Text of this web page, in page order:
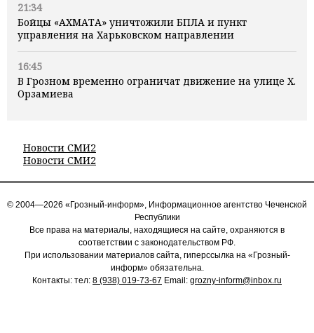
21:34
Бойцы «АХМАТА» уничтожили БПЛА и пункт
управления на Харьковском направлении
16:45
В Грозном временно ограничат движение на улице Х.
Орзамиева
Новости СМИ2
Новости СМИ2
© 2004—2026 «Грозный-информ», Информационное агентство Чеченской
Республики
Все права на материалы, находящиеся на сайте, охраняются в
соответствии с законодательством РФ.
При использовании материалов сайта, гиперссылка на «Грозный-
информ» обязательна.
Контакты: тел: 8 (938) 019-73-67 Email: grozny-inform@inbox.ru